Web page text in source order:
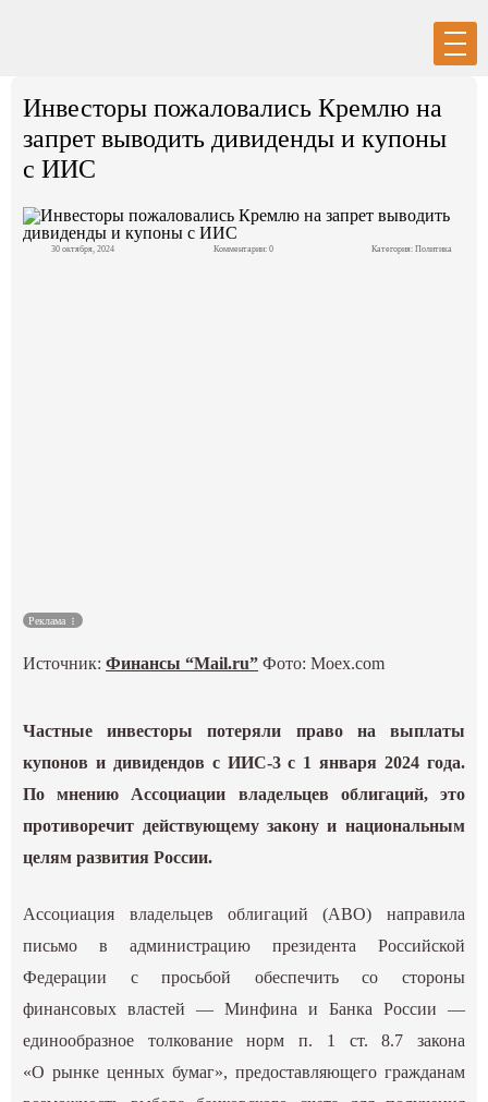
Регистрация
Политика
Инвесторы пожаловались Кремлю на
запрет выводить дивиденды и купоны
с ИИС
30 октября, 2024 Комментарии: 0 Категория: Политика
Реклама
Источник:Финансы “Mail.ru” Фото:Moex.com
Частные инвесторы потеряли право на выплаты
купонов и дивидендов с ИИС-3 с 1 января 2024 года.
По мнению Ассоциации владельцев облигаций, это
противоречит действующему закону и национальным
целям развития России.
Ассоциация владельцев облигаций (АВО) направила
письмо в администрацию президента Российской
Федерации с просьбой обеспечить со стороны
финансовых властей — Минфина и Банка России —
единообразное толкование норм п. 1 ст. 8.7 закона
«О рынке ценных бумаг», предоставляющего гражданам